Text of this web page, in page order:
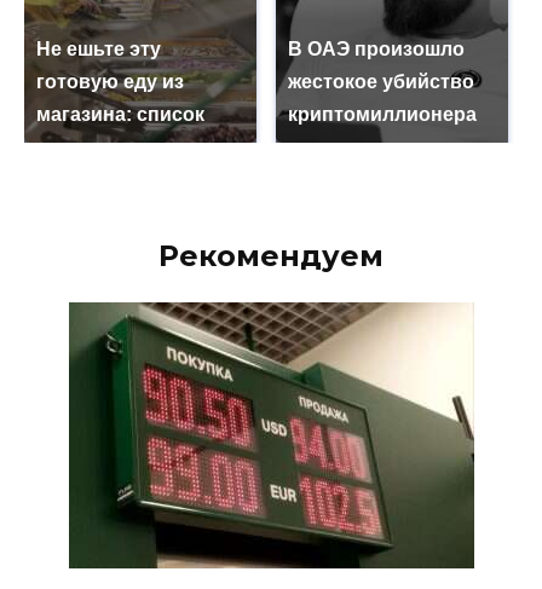
Не ешьте эту
готовую еду из
магазина: список
В ОАЭ произошло
жестокое убийство
криптомиллионера
Рекомендуем